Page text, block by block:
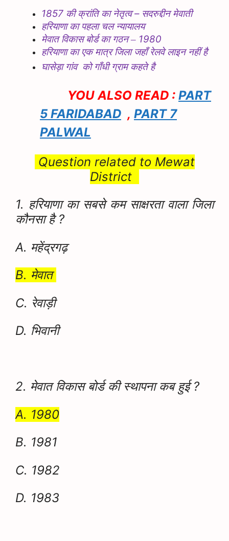
1857 की क्रांति का नेतृत्व–सदरुद्दीन मेवाती
हरियाणा का पहला चल न्यायालय
मेवात विकास बोर्ड का गठन – 1980
हरियाणा का एक मात्र जिला जहाँ रेलवे लाइन नहीं है
घासेड़ा गांव को गाँधी ग्राम कहते है
YOU ALSO READ : PART
5 FARIDABAD , PART 7
PALWAL
Question related to Mewat
District
1. हरियाणा का सबसे कम साक्षरता वाला जिला
कौनसा है ?
A. महेंद्रगढ़
B. मेवात
C. रेवाड़ी
D. भिवानी
2. मेवात विकास बोर्ड की स्थापना कब हुई ?
A. 1980
B. 1981
C. 1982
D. 1983